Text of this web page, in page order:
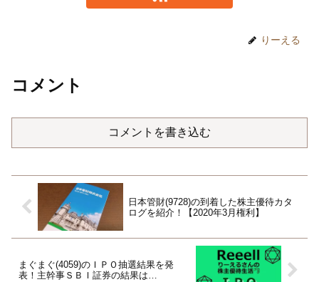
りーえる
コメント
コメントを書き込む
日本管財(9728)の到着した株主優待カタ
ログを紹介！【2020年3月権利】
まぐまぐ(4059)のＩＰＯ抽選結果を発
表！主幹事ＳＢＩ証券の結果は…